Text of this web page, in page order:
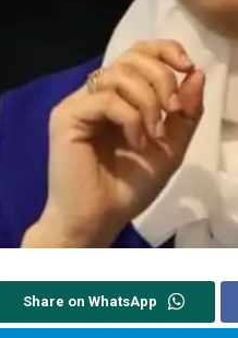
Share on WhatsApp